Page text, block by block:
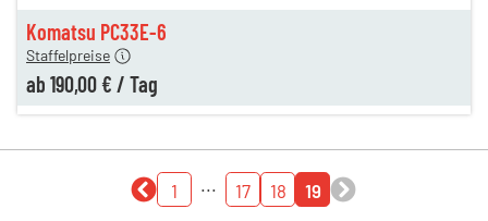
Komatsu PC33E-6
Staffelpreise
ab 190,00 € / Tag
1 ... 17 18 19